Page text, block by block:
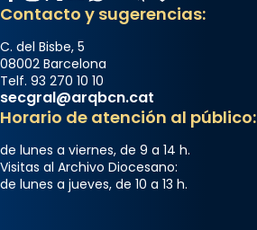
Contacto y sugerencias:
C. del Bisbe, 5
08002 Barcelona
Telf. 93 270 10 10
secgral@arqbcn.cat
Horario de atención al público:
de lunes a viernes, de 9 a 14 h.
Visitas al Archivo Diocesano:
de lunes a jueves, de 10 a 13 h.